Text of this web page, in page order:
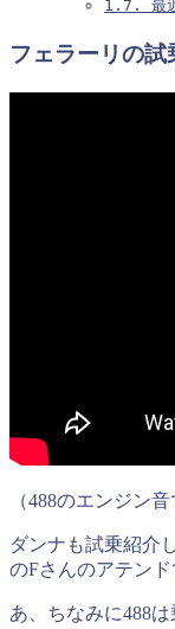
1.7.
最
フェラーリの試
（488のエンジン音
ダンナも試乗紹介
のFさんのアテンド
あ、ちなみに488